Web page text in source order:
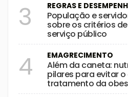
3 REGRAS E
População e
sobre os critérios
serviço público
4 EMAGRECIMENTO
Além da caneta:
pilares para evitar
tratamento da